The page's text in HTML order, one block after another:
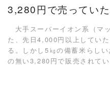
3,280円で売っていた
大手スーパーイオン系（マ
た、先日4,000円以上してい
る。しかし5㎏の備蓄米らし
の無い3,280円で販売されて